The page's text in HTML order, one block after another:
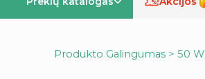
%
Produkto Galingumas > 50 W